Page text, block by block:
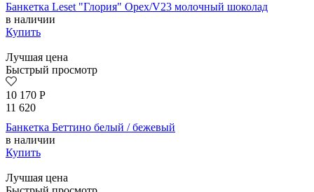
Банкетка Leset "Глория" Орех/V23 молочный шоколад
в наличии
Купить
Лучшая цена
Быстрый просмотр
10 170 Р
11 620
Банкетка Беттино белый / бежевый
в наличии
Купить
Лучшая цена